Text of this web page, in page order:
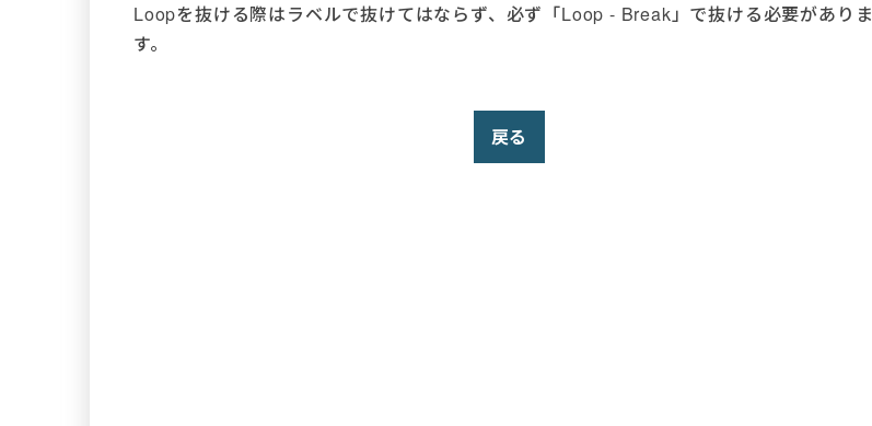
Loopを抜ける際はラベルで抜けてはならず、必ず「Loop - Break」で抜ける必要がありま
す。
戻る